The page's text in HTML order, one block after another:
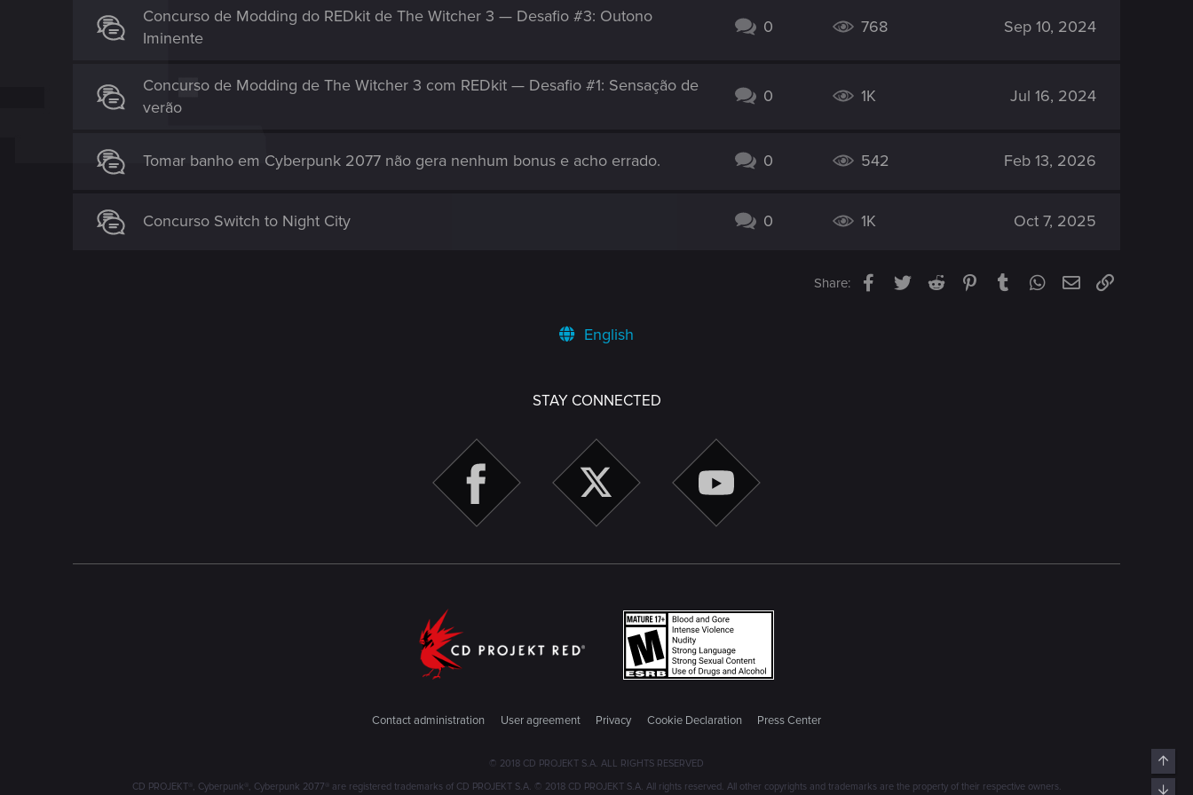
n
Concurso de Modding do REDkit de The Witcher 3 — Desafio #3: Outono
Iminente
0 768 Sep 10, 2024
Concurso de Modding de The Witcher 3 com REDkit — Desafio #1: Sensação de
verão
0 1K Jul 16, 2024
Tomar banho em Cyberpunk 2077 não gera nenhum bonus e acho errado. 0 542 Feb 13, 2026
Concurso Switch to Night City 0 1K Oct 7, 2025
Share: Facebook
TwitterReddit PinterestTumblrWhatsApp
EmailLink
English
STAY CONNECTED
Contact administration User agreement Privacy Cookie Declaration Press Center
© 2018 CD PROJEKT S.A. ALL RIGHTS RESERVED
CD PROJEKT®, Cyberpunk®, Cyberpunk 2077® are registered trademarks of CD PROJEKT S.A. © 2018 CD PROJEKT S.A. All rights reserved. All other copyrights and trademarks are the property of their respective owners.
Top